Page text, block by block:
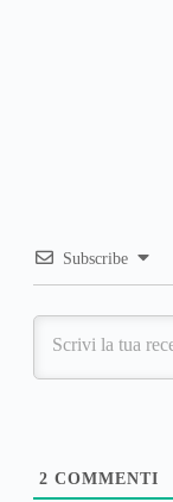
Subscribe
2 COMMENTI